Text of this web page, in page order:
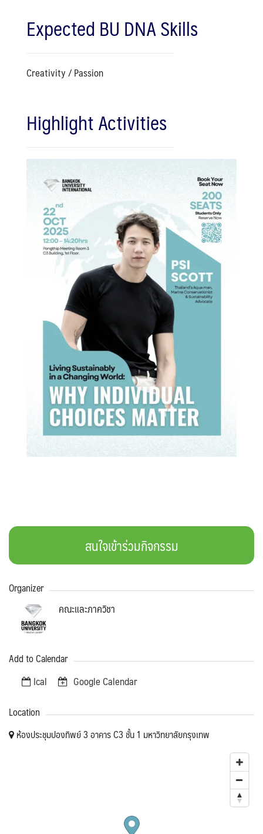
Search
Search
Expected BU DNA Skills
Creativity / Passion
Highlight Activities
สนใจเข้าร่วมกิจกรรม
Organizer
คณะและภาควิชา
Add to Calendar
Ical Google Calendar
Location
ห้องประชุมปองทิพย์ 3 อาคาร C3 ชั้น 1 มหาวิทยาลัยกรุงเทพ